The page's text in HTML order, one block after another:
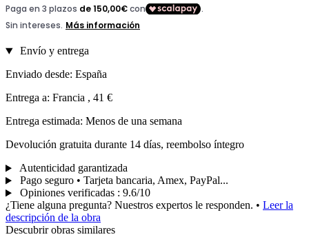
Envío y entrega
Enviado desde: España
Entrega a: Francia , 41 €
Entrega estimada: Menos de una semana
Devolución gratuita durante 14 días, reembolso íntegro
Autenticidad garantizada
Pago seguro • Tarjeta bancaria, Amex, PayPal...
Opiniones verificadas : 9.6/10
¿Tiene alguna pregunta? Nuestros expertos le responden. • Leer la
descripción de la obra
Descubrir obras similares